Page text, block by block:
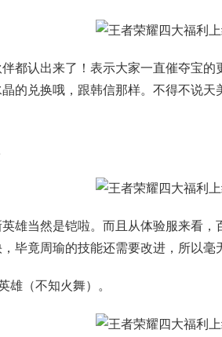
都认出来了！表示大家一直催夺宝
的兑换哦，跟韩信那样。不得不说
雄当然是铠啦。而且从体验服来看
毕竟周瑜的技能还需要改进，所以毫
雄（不知火舞）。